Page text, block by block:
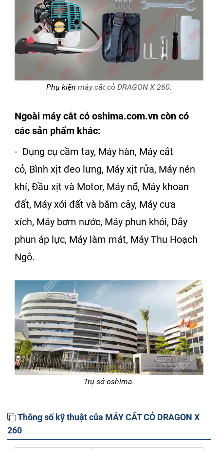
Phụ kiện máy cắt cỏ DRAGON X 260.
Ngoài máy cắt cỏ oshima.com.vn còn có
các sản phẩm khác:
- Dụng cụ cầm tay, Máy hàn, Máy cắt
cỏ, Bình xịt đeo lưng, Máy xịt rửa, Máy nén
khí, Đầu xịt và Motor, Máy nổ, Máy khoan
đất, Máy xới đất và băm cây, Máy cưa
xích, Máy bơm nước, Máy phun khói, Dây
phun áp lực, Máy làm mát, Máy Thu Hoạch
Ngô.
Trụ sở oshima.
Thông số kỹ thuật của MÁY CẮT CỎ DRAGON X
260